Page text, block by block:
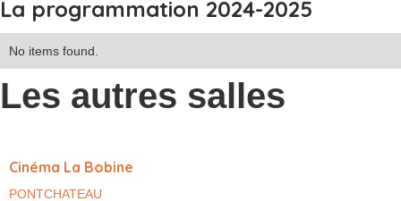
La programmation 2024-2025
No items found.
Les autres salles
Cinéma La Bobine
PONTCHATEAU